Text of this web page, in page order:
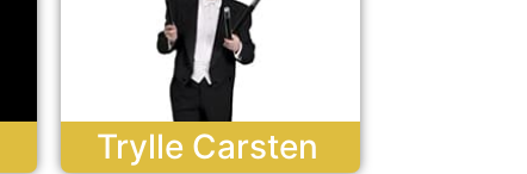
Trylle Carsten